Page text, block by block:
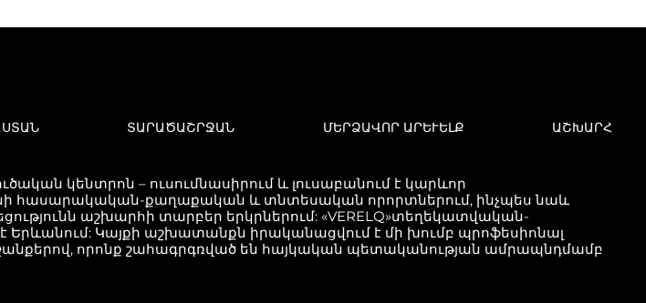
ՏԱՐԱԾԱՇՐՋԱՆ ՄԵՐՁԱՎՈՐ ԱՐԵՒԵԼՔ ԱՇԽԱՐՀ
կենտրոն – ուսումնասիրում և լուսաբանում է կարևոր
հասարակական-քաղաքական և տնտեսական որորտներում, ինչպես նաև
աշխարհի տարբեր երկրներում: «VERELQ»տեղեկատվական-
է Երևանում: Կայքի աշխատանքն իրականացվում է մի խումբ պրոֆեսիոնալ
որոնք շահագրգռված են հայկական պետականության ամրապնդմամբ